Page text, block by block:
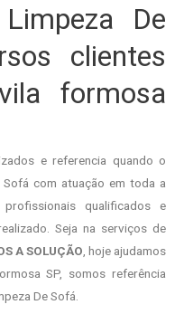
De
clientes
formosa
e referencia quando o
com atuação em toda a
qualificados e
Seja na serviços de
A SOLUÇÃO , hoje ajudamos
SP, somos referência
De Sofá.